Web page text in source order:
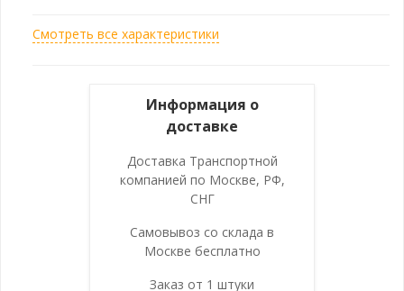
Смотреть все характеристики
Информация о
доставке
Доставка Транспортной
компанией по Москве, РФ,
СНГ
Самовывоз со склада в
Москве бесплатно
Заказ от 1 штуки